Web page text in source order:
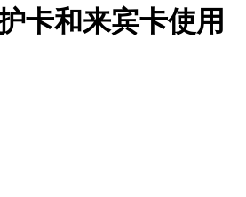
卡和来宾卡使用